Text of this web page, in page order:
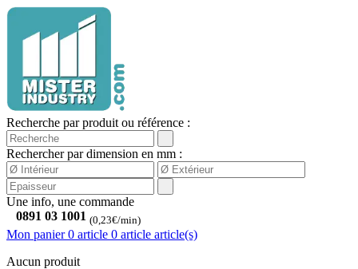
Recherche par produit ou référence :
Rechercher par dimension en mm :
Une info, une commande
0891 03 1001 (0,23€/min)
Mon panier 0 article 0 article article(s)
Aucun produit